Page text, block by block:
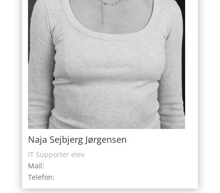
Naja Sejbjerg Jørgensen
IT Supporter elev
Mail:
Telefon: